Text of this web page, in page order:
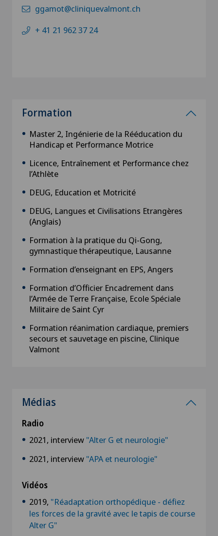
ggamot@cliniquevalmont.ch
+ 41 21 962 37 24
Formation
Master 2, Ingénierie de la Rééducation du
Handicap et Performance Motrice
Licence, Entraînement et Performance chez
l’Athlète
DEUG, Education et Motricité
DEUG, Langues et Civilisations Etrangères
(Anglais)
Formation à la pratique du Qi-Gong,
gymnastique thérapeutique, Lausanne
Formation d’enseignant en EPS, Angers
Formation d’Officier Encadrement dans
l’Armée de Terre Française, Ecole Spéciale
Militaire de Saint Cyr
Formation réanimation cardiaque, premiers
secours et sauvetage en piscine, Clinique
Valmont
Médias
Radio
2021, interview "Alter G et neurologie"
2021, interview "APA et neurologie"
Vidéos
2019, "Réadaptation orthopédique - défiez
les forces de la gravité avec le tapis de course
Alter G"